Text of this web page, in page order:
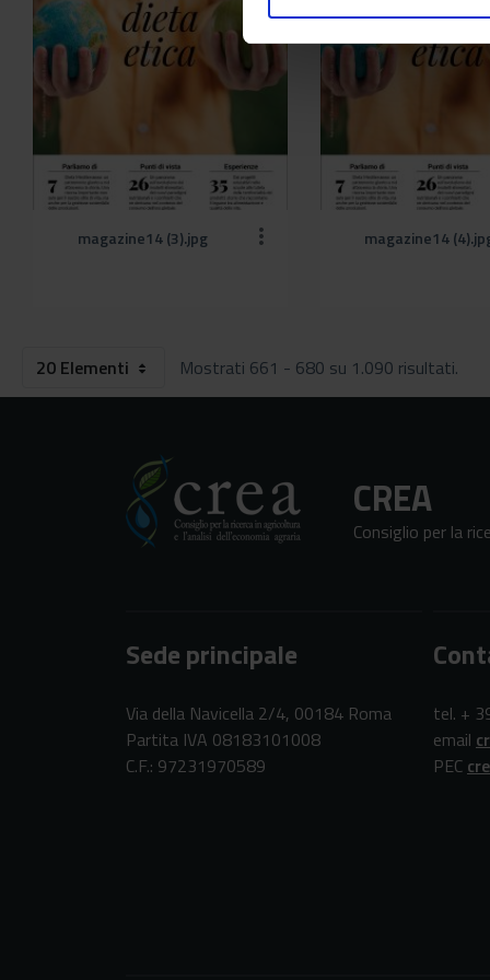
magazine14 (3).jpg magazine14
20 Elementi Mostrati 661 - 680 su 1.090 risultati.
CREA
Consiglio per la
Sede principale
Via della Navicella 2/4, 00184 Roma
Partita IVA 08183101008
C.F.: 97231970589
tel. +
email
PEC